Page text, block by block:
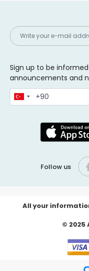
Sign up to be
announcements and
Follow us
All your
© 2025